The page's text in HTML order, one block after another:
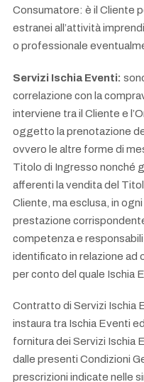
Consumatore: è il Cliente
estranei all’attività
o professionale
Servizi Ischia Eventi:
correlazione con la
interviene tra il Cliente e
oggetto la prenotazione
ovvero le altre forme di
Titolo di Ingresso nonché
afferenti la vendita del
Cliente, ma esclusa, in
prestazione
competenza e
identificato in relazione ad
per conto del quale Ischia
Contratto di Servizi Ischia
instaura tra Ischia Eventi
fornitura dei Servizi Ischia
dalle presenti Condizioni
prescrizioni indicate nelle